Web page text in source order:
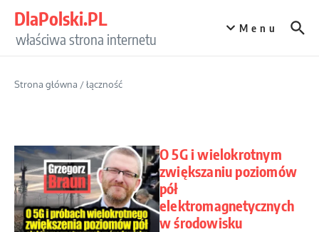
DlaPolski.PL
właściwa strona internetu
Menu
Strona główna /łączność
O 5G i wielokrotnym
zwiększaniu poziomów
pół
elektromagnetycznych
w środowisku